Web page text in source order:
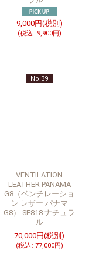
9,000円(税別)
(税込: 9,900円)
No.39
VENTILATION
LEATHER PANAMA
G8（ベンチレーショ
ン レザー パナマ
G8） SE818 ナチュラ
ル
70,000円(税別)
(税込: 77,000円)